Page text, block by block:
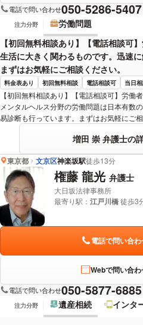
電話で問い合わせ050-5286-5407
注力分野
労働問題
【初回無料相談あり】【電話相談可
生活に大きく関わるものです。迅速
まずはお気軽にご相談ください。
料金表あり 初回無料相談 電話相談可 当日
【初回無料相談あり】【電話相談可】労働
メンタルヘルス分野の労働問題は日本有数
易診断も行っています。まずはお気軽にご相
増田 崇 弁護士の
東京都 文京区神楽坂駅徒歩13分
権藤 龍光 弁護士
大日坂法律事務所
最寄り駅： 江戸川橋徒歩3
電話で問い合わ
Webで問い合わ
電話で問い合わせ050-5877-6885
注力分野 遺産相続 インタ